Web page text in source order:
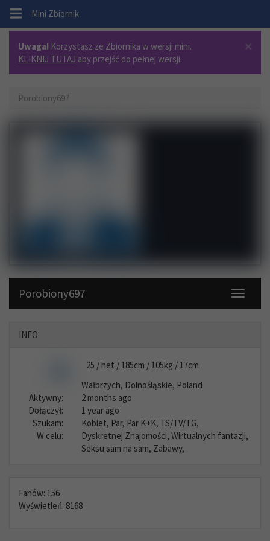
. Mini Zbiornik
×
Uwaga! Korzystasz ze Zbiornika w wersji mini.
KLIKNIJ TUTAJ aby przejść do pełnej wersji.
Porobiony697
Toggle
Porobiony697
INFO
25 / het / 185cm / 105kg / 17cm
Wałbrzych, Dolnośląskie, Poland
Aktywny:
2 months ago
Dołączył:
1 year ago
Szukam:
Kobiet, Par, Par K+K, TS/TV/TG,
W celu:
Dyskretnej Znajomości, Wirtualnych fantazji,
Seksu sam na sam, Zabawy,
Fanów: 156
Wyświetleń: 8168